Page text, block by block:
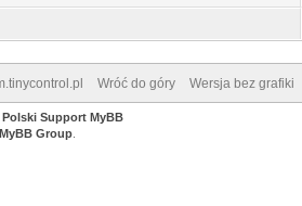
Wróć do góry Wersja bez grafiki
Polski Support MyBB
MyBB Group